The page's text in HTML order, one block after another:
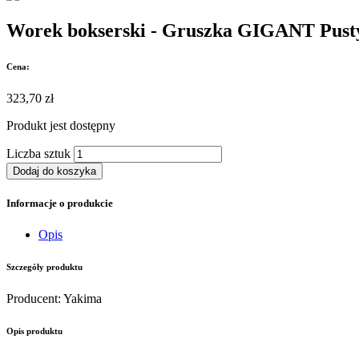
Worek bokserski - Gruszka GIGANT
Cena:
323,70 zł
Produkt jest dostępny
Liczba sztuk
Dodaj do koszyka
Informacje o produkcie
Opis
Szczegóły produktu
Producent: Yakima
Opis produktu